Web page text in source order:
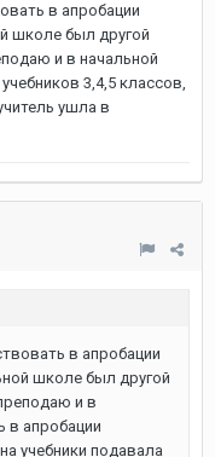
в апробации
школе был другой
и в начальной
3,4,5 классов,
ушла в
в апробации
школе был другой
и в
в апробации
учебники подавала